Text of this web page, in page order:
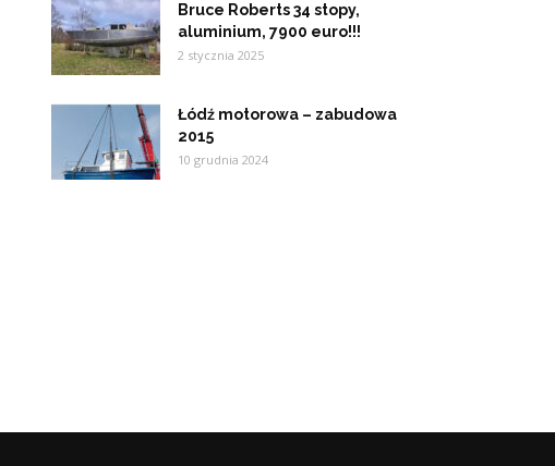
Bruce Roberts 34 stopy,
aluminium, 7900 euro!!!
2 stycznia 2025
Łódź motorowa – zabudowa
2015
10 grudnia 2024